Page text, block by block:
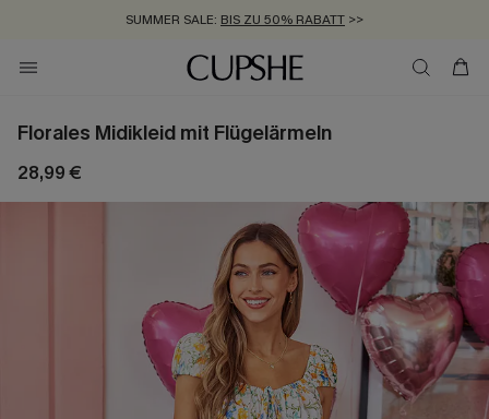
SUMMER SALE: BIS ZU 50% RABATT >>
ZUM NEWSLETTER:BIS ZU -20% EXTRA ERHALTEN
KOSTENLOSER VERSAND AB 89 €
Florales Midikleid mit Flügelärmeln
28,99 €